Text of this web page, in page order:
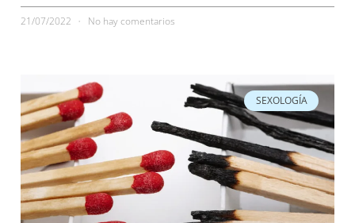
21/07/2022 No hay comentarios
SEXOLOGÍA